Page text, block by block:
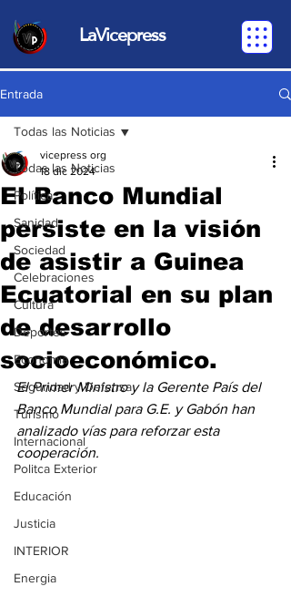
LaVicepress
Entrada
Todas las Noticias
Política
Sanidad
Sociedad
Celebraciones
Cultura
Deportes
Economia
Seguridad y Defensa
Turismo
Internacional
Politca Exterior
Educación
Justicia
INTERIOR
Energia
Todas las Noticias
El Banco Mundial
persiste en la visión
de asistir a Guinea
Ecuatorial en su plan
de desarrollo
socioeconómico.
vicepress org
18 dic 2024
El Primer Ministro y la Gerente País del
Banco Mundial para G.E. y Gabón han
analizado vías para reforzar esta
cooperación.